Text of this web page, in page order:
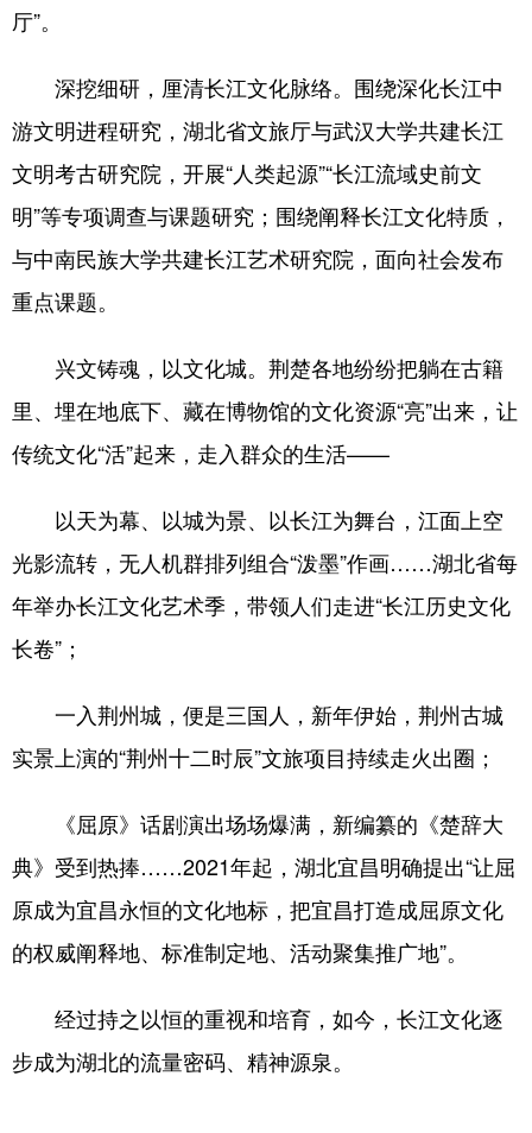
厅”。
深挖细研，厘清长江文化脉络。围绕深化长江中
游文明进程研究，湖北省文旅厅与武汉大学共建长江
文明考古研究院，开展“人类起源”“长江流域史前文
明”等专项调查与课题研究；围绕阐释长江文化特质，
与中南民族大学共建长江艺术研究院，面向社会发布
重点课题。
兴文铸魂，以文化城。荆楚各地纷纷把躺在古籍
里、埋在地底下、藏在博物馆的文化资源“亮”出来，让
传统文化“活”起来，走入群众的生活——
以天为幕、以城为景、以长江为舞台，江面上空
光影流转，无人机群排列组合“泼墨”作画……湖北省每
年举办长江文化艺术季，带领人们走进“长江历史文化
长卷”；
一入荆州城，便是三国人，新年伊始，荆州古城
实景上演的“荆州十二时辰”文旅项目持续走火出圈；
《屈原》话剧演出场场爆满，新编纂的《楚辞大
典》受到热捧……2021年起，湖北宜昌明确提出“让屈
原成为宜昌永恒的文化地标，把宜昌打造成屈原文化
的权威阐释地、标准制定地、活动聚集推广地”。
经过持之以恒的重视和培育，如今，长江文化逐
步成为湖北的流量密码、精神源泉。